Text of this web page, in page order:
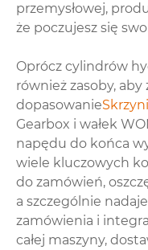
przemysłowej,
że poczujesz się
Oprócz cylindrów
również zasoby,
dopasowanie
Gearbox i wałek
napędu do końca
wiele kluczowych
do zamówień,
a szczególnie
zamówienia i
całej maszyny,